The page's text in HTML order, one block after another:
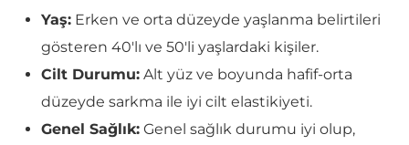
Yaş: Erken ve orta düzeyde yaşlanma belirtileri
gösteren 40'lı ve 50'li yaşlardaki kişiler.
Cilt Durumu: Alt yüz ve boyunda hafif-orta
düzeyde sarkma ile iyi cilt elastikiyeti.
Genel Sağlık: Genel sağlık durumu iyi olup,